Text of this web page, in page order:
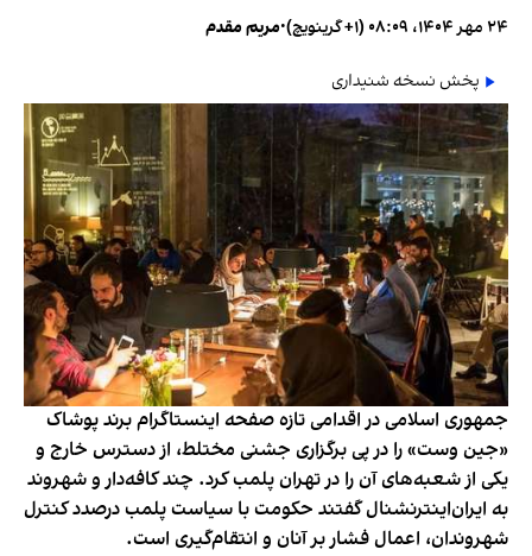
۲۴ مهر ۱۴۰۴، ۰۸:۰۹ (‎+۱ گرینویچ) •مریم مقدم
پخش نسخه شنیداری
جمهوری اسلامی در اقدامی تازه صفحه اینستاگرام برند پوشاک
«جین وست» را در پی برگزاری جشنی مختلط، از دسترس خارج و
یکی از شعبه‌های آن را در تهران پلمب کرد. چند کافه‌‌دار و شهروند
به ایران‌اینترنشنال گفتند حکومت با سیاست پلمب درصدد کنترل
شهروندان، اعمال فشار بر آنان و انتقام‌گیری است.